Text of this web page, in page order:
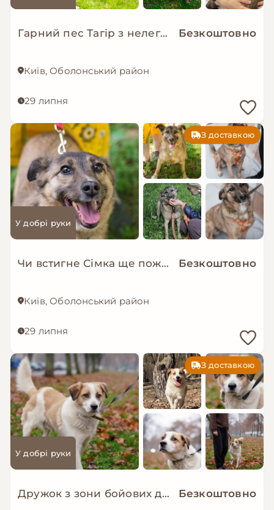
Гарний пес Тагір з нелегкою долею… Безкоштовно
Київ, Оболонський район
29 липня
З доставкою
У добрі руки
Чи встигне Сімка ще пожити в родині? Безкоштовно
Київ, Оболонський район
29 липня
З доставкою
У добрі руки
Дружок з зони бойових дій шукає нову родину! Безкоштовно